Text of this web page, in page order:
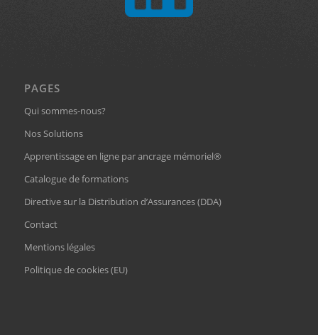
PAGES
Qui sommes-nous?
Nos Solutions
Apprentissage en ligne par ancrage mémoriel®
Catalogue de formations
Directive sur la Distribution d’Assurances (DDA)
Contact
Mentions légales
Politique de cookies (EU)